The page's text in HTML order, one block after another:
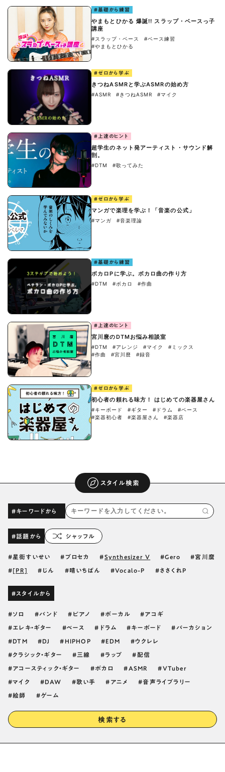
#基礎から練習
やまもとひかる 爆誕!! スラップ・ベースっ子
講座
#スラップ・ベース
#ベース練習
#やまもとひかる
#ゼロから学ぶ
きつねASMRと学ぶASMRの始め方
#ASMR #きつねASMR #マイク
#上達のヒント
超学生のネット発アーティスト・サウンド解
剖。
#DTM #歌ってみた
#ゼロから学ぶ
マンガで楽理を学ぶ！「音楽の公式」
#マンガ #音楽理論
#基礎から練習
ボカロPに学ぶ。ボカロ曲の作り方
#DTM #ボカロ #作曲
#上達のヒント
宮川麿のDTMお悩み相談室
#DTM #アレンジ #マイク
#ミックス
#作曲
#宮川麿 #録音
#ゼロから学ぶ
初心者の頼れる味方！ はじめての楽器屋さん
#キーボード #ギター #ドラム
#ベース
#楽器初心者
#楽器屋さん #楽器店
スタイル検索
#キーワードから
#話題から シャッフル
星街すいせい プロセカ Synthesizer V Gero 宮川麿
[PR] じん 晴いちばん Vocalo-P ささくれP
#スタイルから
ソロ バンド ピアノ ボーカル アコギ
エレキ・ギター ベース ドラム キーボード パーカション
DTM DJ HIPHOP EDM ウクレレ
クラシック・ギター 三線 ラップ 配信
アコースティック・ギター ボカロ ASMR VTuber
マイク DAW 歌い手 アニメ 音声ライブラリー
絵師 ゲーム
検索する